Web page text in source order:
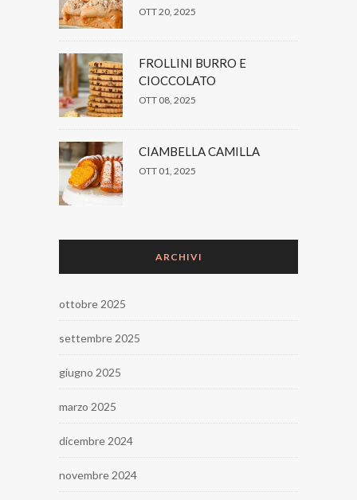
OTT 20, 2025
FROLLINI BURRO E
CIOCCOLATO
OTT 08, 2025
CIAMBELLA CAMILLA
OTT 01, 2025
ARCHIVI
ottobre 2025
settembre 2025
giugno 2025
marzo 2025
dicembre 2024
novembre 2024